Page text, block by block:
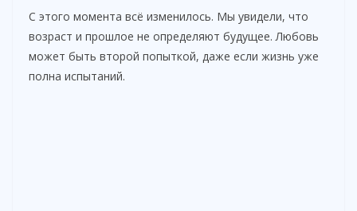
С этого момента всё изменилось. Мы увидели, что
возраст и прошлое не определяют будущее. Любовь
может быть второй попыткой, даже если жизнь уже
полна испытаний.